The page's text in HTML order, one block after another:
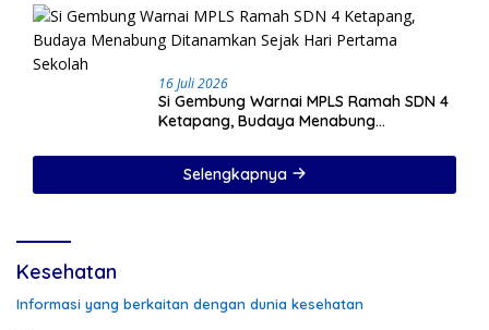
Sorotan
16 Juli 2026
Si Gembung Warnai MPLS Ramah SDN 4
Ketapang, Budaya Menabung
Selengkapnya
Kesehatan
Informasi yang berkaitan dengan dunia kesehatan